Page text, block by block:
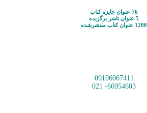
76 عنوان جایزه کتاب
5 عنوان ناشر برگزیده
1200 عنوان کتاب منتشرشده
09106067411
66954603- 021